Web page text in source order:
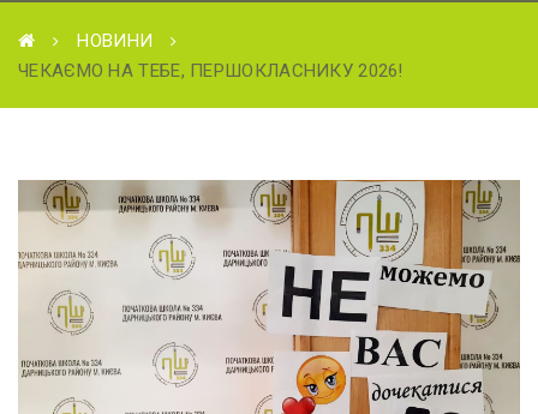
НОВИНИ
ЧЕКАЄМО НА ТЕБЕ, ПЕРШОКЛАСНИКУ 2026!